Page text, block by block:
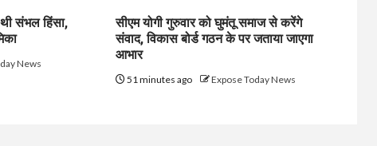
संभल हिंसा,
News
सीएम योगी गुरुवार को घुमंतू समाज से करेंगे
संवाद, विकास बोर्ड गठन के पर जताया जाएगा
आभार
51 minutes ago Expose Today News